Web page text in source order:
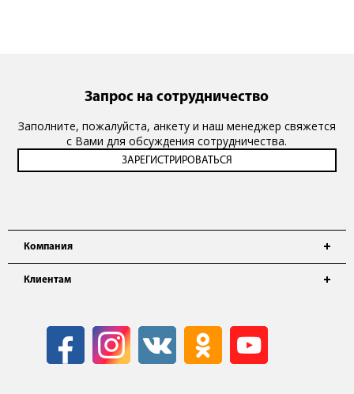
Компания
Клиентам
Запрос на сотрудничество
Заполните, пожалуйста, анкету и наш менеджер свяжется
с Вами для обсуждения сотрудничества.